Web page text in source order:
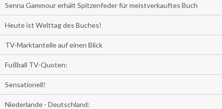
Senna Gammour erhält Spitzenfeder für meistverkauftes Buch
Heute ist Welttag des Buches!
TV-Marktanteile auf einen Blick
Fußball TV-Quoten:
Sensationell!
Niederlande - Deutschland: